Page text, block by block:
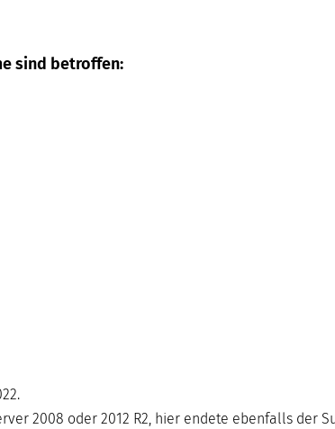
sind betroffen:
2008 oder 2012 R2, hier endete ebenfalls der